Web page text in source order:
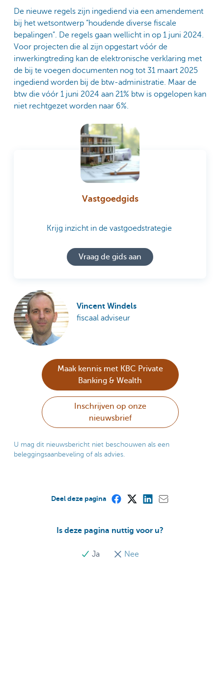
De nieuwe regels zijn ingediend via een amendement
bij het wetsontwerp “houdende diverse fiscale
bepalingen”. De regels gaan wellicht in op 1 juni 2024.
Voor projecten die al zijn opgestart vóór de
inwerkingtreding kan de elektronische verklaring met
de bij te voegen documenten nog tot 31 maart 2025
ingediend worden bij de btw-administratie. Maar de
btw die vóór 1 juni 2024 aan 21% btw is opgelopen kan
niet rechtgezet worden naar 6%.
Vastgoedgids
Krijg inzicht in de vastgoedstrategie
Vraag de gids aan
Vincent Windels
fiscaal adviseur
Maak kennis met KBC Private
Banking & Wealth
Inschrijven op onze
nieuwsbrief
U mag dit nieuwsbericht niet beschouwen als een
beleggingsaanbeveling of als advies.
Is deze pagina nuttig voor u?
Ja Nee
Deel deze pagina